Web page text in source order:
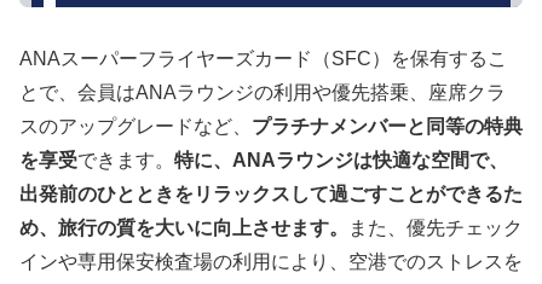
ANAスーパーフライヤーズカード（SFC）を保有するこ
とで、会員はANAラウンジの利用や優先搭乗、座席クラ
スのアップグレードなど、 プラチナメンバーと同等の特典
を享受できます。 特に、ANAラウンジは快適な空間で、
出発前のひとときをリラックスして過ごすことができるた
め、旅行の質を大いに向上させます。
また、優先チェック
インや専用保安検査場の利用により、空港でのストレスを